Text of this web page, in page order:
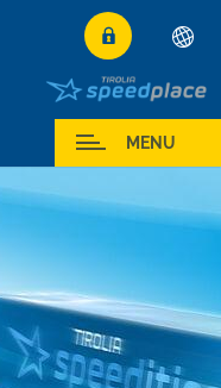
Deutsch
English
Français
Italiano
Polski
Česky
Magyar
MENU